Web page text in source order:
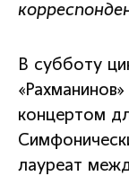
В субботу
концертом
лауреат